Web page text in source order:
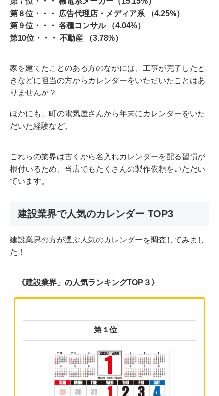
第８位・・・ 広告代理店・メディア系 （4.25%）
第９位・・・ 各種コンサル （4.04%）
第10位・・・ 不動産 （3.78%）
家を建てたことのある方のなかには、工事が完了したと
きなどに担当の方からカレンダーをいただいたことはあ
りませんか？
ほかにも、町の電気屋さんから年末にカレンダーをいた
だいた経験など。
これらの業界は古くから名入れカレンダーを配る習慣が
根付いるため、当店でもたくさんの製作依頼をいただい
ています。
建設業界で⼈気のカレンダー TOP3
建設業界の方が選ぶ人気のカレンダーを調査してみまし
た！
《建設業界」の人気ランキングTOP３》
第１位